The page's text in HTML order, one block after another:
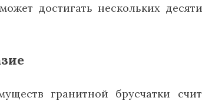
достигать нескольких
гранитной брусчатки